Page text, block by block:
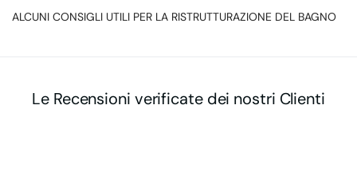
ALCUNI CONSIGLI UTILI PER LA RISTRUTTURAZIONE DEL BAGNO
Le Recensioni verificate dei nostri Clienti